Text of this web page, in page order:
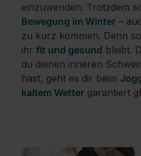
einzuwenden. Trotzdem
Bewegung im Winter –
zu kurz kommen. Denn
ihr fit und gesund bleibt.
du deinen inneren
hast, geht es dir beim
kaltem Wetter garantiert